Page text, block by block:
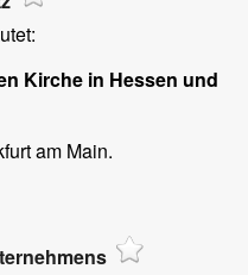
Kirche in Hessen und
am Main.